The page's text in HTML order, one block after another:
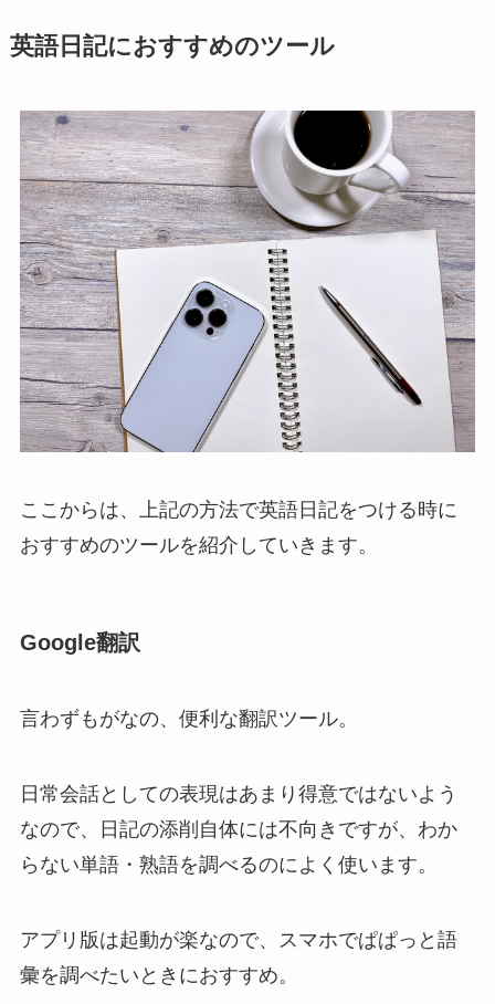
英語日記におすすめのツール
ここからは、上記の方法で英語日記をつける時に
おすすめのツールを紹介していきます。
Google翻訳
言わずもがなの、便利な翻訳ツール。
日常会話としての表現はあまり得意ではないよう
なので、日記の添削自体には不向きですが、わか
らない単語・熟語を調べるのによく使います。
アプリ版は起動が楽なので、スマホでぱぱっと語
彙を調べたいときにおすすめ。